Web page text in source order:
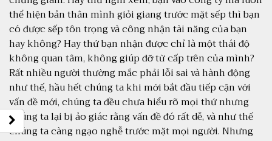
thể hiện bản thân mình giỏi giang trước mặt sếp thì bạn
có được sếp tôn trọng và công nhận tài năng của bạn
hay không? Hay thứ bạn nhận được chỉ là một thái độ
không quan tâm, không giúp đỡ từ cấp trên của mình?
Rất nhiều người thường mắc phải lỗi sai và hành động
như thế, hầu hết chúng ta khi mới bắt đầu tiếp cận với
vấn đề mới, chúng ta đều chưa hiểu rõ mọi thứ nhưng
chúng ta lại bị ảo giác rằng vấn đề đó rất dễ, và như thế
chúng ta càng ngạo nghễ trước mặt mọi người. Nhưng